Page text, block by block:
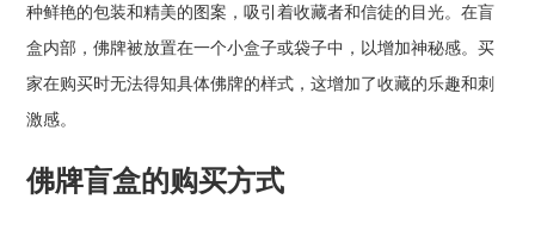
种鲜艳的包装和精美的图案，吸引着收藏者和信徒的目光。在盲
盒内部，佛牌被放置在一个小盒子或袋子中，以增加神秘感。买
家在购买时无法得知具体佛牌的样式，这增加了收藏的乐趣和刺
激感。
佛牌盲盒的购买方式